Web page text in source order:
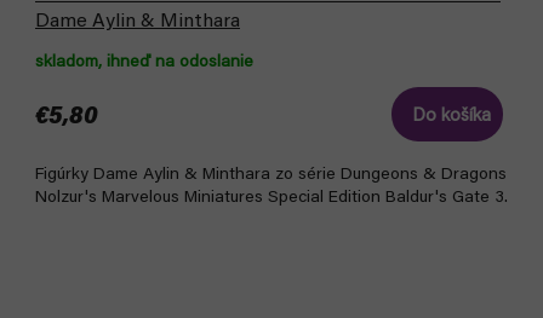
Dame Aylin & Minthara
skladom, ihneď na odoslanie
€5,80 Do košíka
Figúrky Dame Aylin & Minthara zo série Dungeons & Dragons
Nolzur's Marvelous Miniatures Special Edition Baldur's Gate 3.